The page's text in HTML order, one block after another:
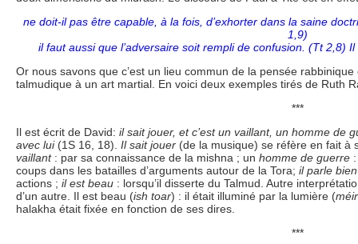
ne doit-il pas être capable, à la fois, d’exhorter dans la saine
1,9)
il faut aussi que l’adversaire soit rempli de confusion. (Tt 2,8)
Or nous savons que c’est un lieu commun de la pensée
talmudique à un art martial. En voici deux exemples tirés de Ruth
***
Il est écrit de David: il sait jouer, et c’est un vaillant, un homme de
avec lui(1S 16, 18).Il sait jouer (de la musique) se réfère en fait
vaillant: par sa connaissance de la mishna ; unhomme de guerre
coups dans les batailles d’arguments autour de la Tora;il parle
actions ;il est beau : lorsqu’il disserte du Talmud. Autre
d’un autre. Il est beau (ish toar) : il était illuminé par la lumière (méir
halakha était fixée en fonction de ses dires.
***